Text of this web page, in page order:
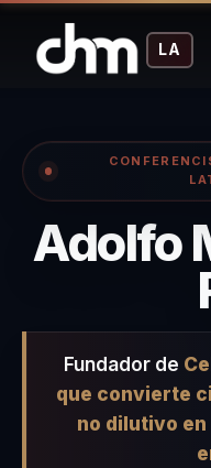
LA
Adolfo
Fundador de
que convierte
no dilutivo